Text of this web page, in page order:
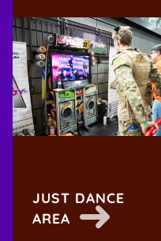
JUST DANCE
AREA